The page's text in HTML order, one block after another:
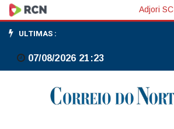
Inflação
nos
EUA
precisa
voltar
Adjori SC
ULTIMAS :
07/08/2026 21:23